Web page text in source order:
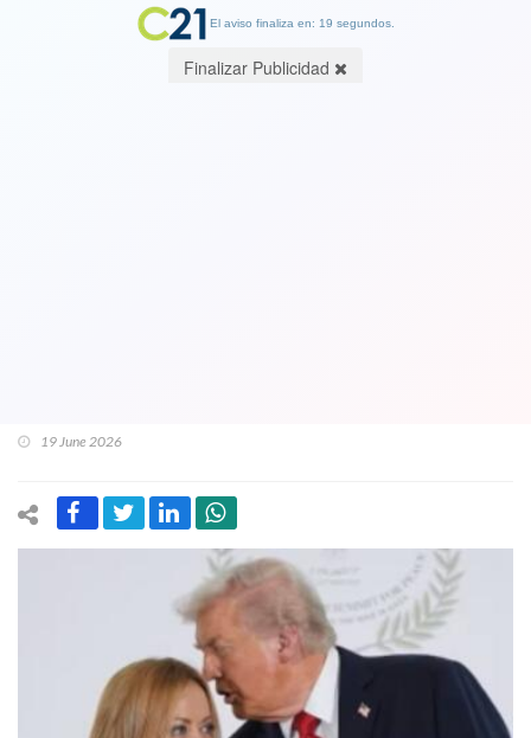
19 June 2026
El aviso finaliza en: 19 segundos.
Finalizar Publicidad